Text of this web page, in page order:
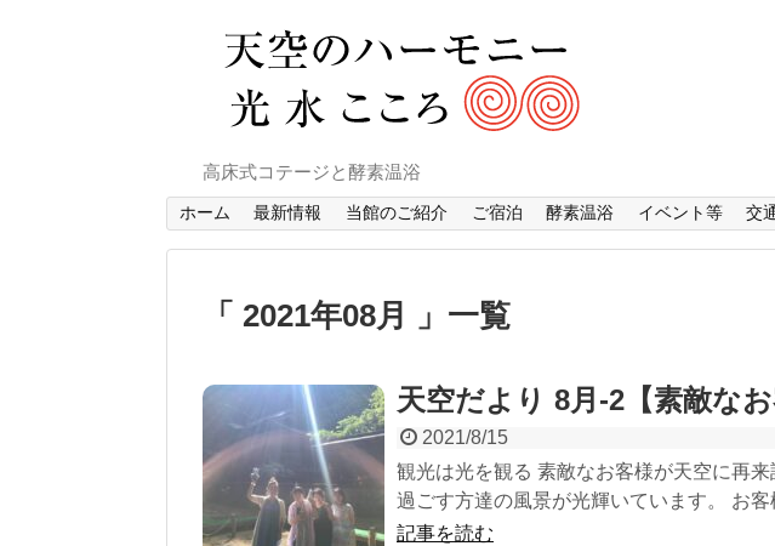
高床式コテージと酵素温浴
ホーム 最新情報 当館のご紹介 ご宿泊 酵素温浴 イベント等 交
2021年08月 一覧
天空だより 8月-2【素敵なお
2021/8/15
観光は光を観る 素敵なお客様が天空に再
過ごす方達の風景が光輝いています。 お
記事を読む